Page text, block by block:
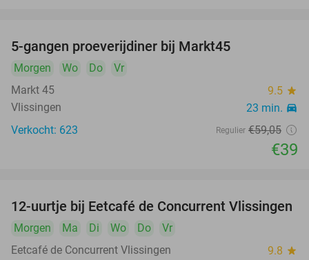
5-gangen proeverijdiner bij Markt45
Morgen Wo Do
Vr
Markt 45
9.5 star
Vlissingen 23 min. directions_car
Verkocht: 623 Regulier €59,05
€39
42%
12-uurtje bij Eetcafé de Concurrent Vlissingen
Morgen Ma Di Wo Do
Vr
Eetcafé de Concurrent Vlissingen
9.8 star